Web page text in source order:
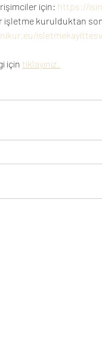
için: https://
işletme kurulduktan
için tıklayınız.